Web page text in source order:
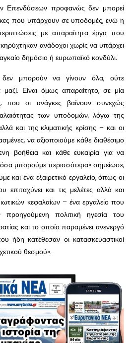
Επενδύσεων προφανώς δεν μπορεί
που υπάρχουν σε υποδομές, ενώ η
με απαραίτητα έργα που
ανάδοχοι χωρίς να υπάρχει
δημόσιο ή ευρωπαϊκό κονδύλι.
δεν μπορούν να γίνουν όλα, ούτε
Είναι όμως απαραίτητο, σε μία
οι ανάγκες βαίνουν συνεχώς
των υποδομών, λόγω της
και της κλιματικής κρίσης – και οι
να αξιοποιούμε κάθε διαθέσιμο
βοήθεια και κάθε ευκαιρία για να
μπορούμε περισσότερα» σημείωσε,
και ένα εξαιρετικό εργαλείο, όπως οι
επιταχύνει και τις μελέτες αλλά και
κεφαλαίων – ένα εργαλείο που
πολιτική ηγεσία του
και το οποίο παραμένει ανενεργό
ήδη κατέθεσαν οι κατασκευαστικοί
θεσμού».